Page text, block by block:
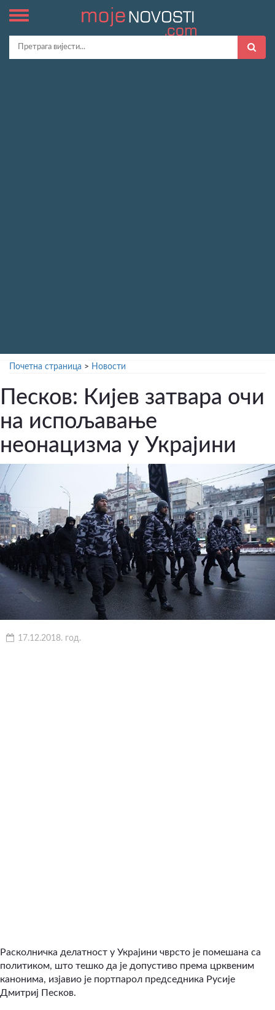
Почетна страница > Новости
Песков: Кијев затвара очи
на испољавање
неонацизма у Украјини
17.12.2018. год.
Расколничка делатност у Украјини чврсто је помешана са
политиком, што тешко да је допустиво према црквеним
канонима, изјавио је портпарол председника Русије
Дмитриј Песков.